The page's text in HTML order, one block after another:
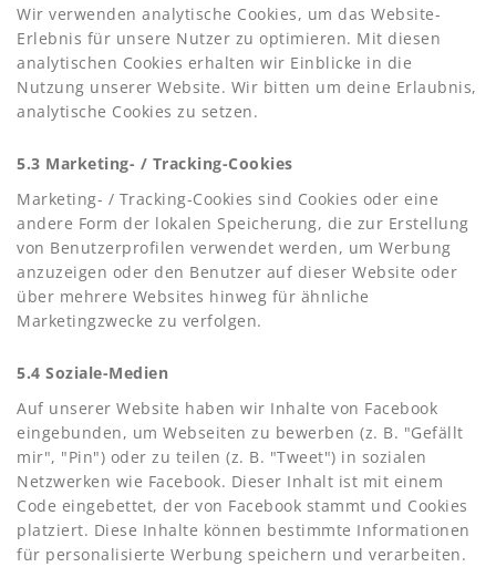
Wir verwenden analytische Cookies, um das Website-
Erlebnis für unsere Nutzer zu optimieren. Mit diesen
analytischen Cookies erhalten wir Einblicke in die
Nutzung unserer Website. Wir bitten um deine Erlaubnis,
analytische Cookies zu setzen.
5.3 Marketing- / Tracking-Cookies
Marketing- / Tracking-Cookies sind Cookies oder eine
andere Form der lokalen Speicherung, die zur Erstellung
von Benutzerprofilen verwendet werden, um Werbung
anzuzeigen oder den Benutzer auf dieser Website oder
über mehrere Websites hinweg für ähnliche
Marketingzwecke zu verfolgen.
5.4 Soziale-Medien
Auf unserer Website haben wir Inhalte von Facebook
eingebunden, um Webseiten zu bewerben (z. B. "Gefällt
mir", "Pin") oder zu teilen (z. B. "Tweet") in sozialen
Netzwerken wie Facebook. Dieser Inhalt ist mit einem
Code eingebettet, der von Facebook stammt und Cookies
platziert. Diese Inhalte können bestimmte Informationen
für personalisierte Werbung speichern und verarbeiten.